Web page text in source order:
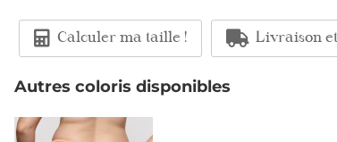
Calculer ma taille ! Livraison
Autres coloris disponibles